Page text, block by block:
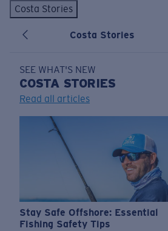
Costa Stories
Costa Stories
SEE WHAT'S NEW
COSTA STORIES
Read all articles
Stay Safe Offshore: Essential
Fishing Safety Tips